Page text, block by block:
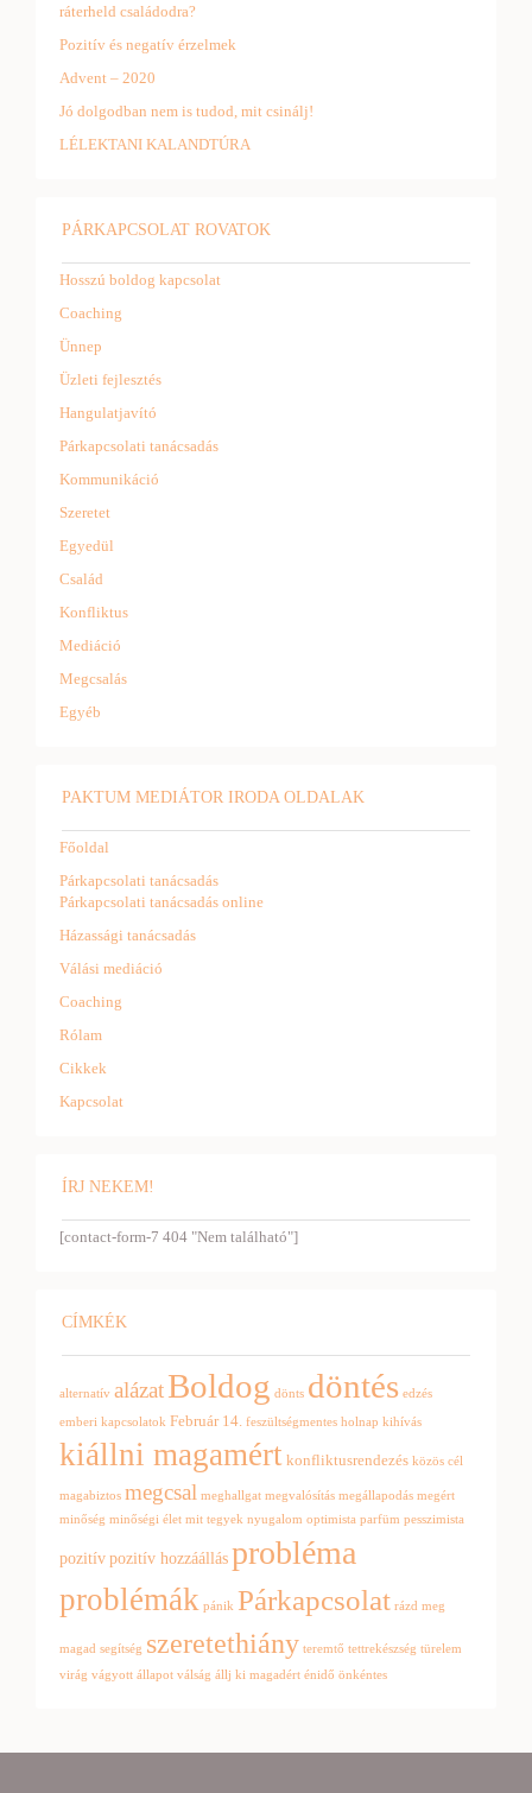
ráterheld családodra?
Pozitív és negatív érzelmek
Advent – 2020
Jó dolgodban nem is tudod, mit csinálj!
LÉLEKTANI KALANDTÚRA
PÁRKAPCSOLAT ROVATOK
Hosszú boldog kapcsolat
Coaching
Ünnep
Üzleti fejlesztés
Hangulatjavító
Párkapcsolati tanácsadás
Kommunikáció
Szeretet
Egyedül
Család
Konfliktus
Mediáció
Megcsalás
Egyéb
PAKTUM MEDIÁTOR IRODA OLDALAK
Főoldal
Párkapcsolati tanácsadás
Párkapcsolati tanácsadás online
Házassági tanácsadás
Válási mediáció
Coaching
Rólam
Cikkek
Kapcsolat
ÍRJ NEKEM!
[contact-form-7 404 "Nem található"]
CÍMKÉK
alternatív alázatBoldog dönts döntés edzés
emberi kapcsolatok Február 14. feszültségmentes holnap kihívás
kiállni magamért konfliktusrendezés közös cél
magabiztos megcsal meghallgat megvalósítás megállapodás megért
minőség minőségi élet mit tegyek nyugalom optimista parfüm pesszimista
pozitívpozitív hozzáállásprobléma
problémák pánik Párkapcsolat rázd meg
magad segítség szeretethiány teremtő tettrekészség türelem
virág vágyott állapot válság állj ki magadért énidő önkéntes